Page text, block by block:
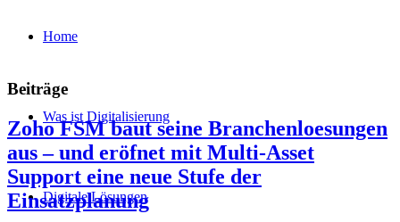
Home
Was ist Digitalisierung
Digitale Lösungen
Beiträge
Zoho FSM baut seine Branchenloesungen
aus – und eröfnet mit Multi-Asset
Support eine neue Stufe der
Einsatzplanung